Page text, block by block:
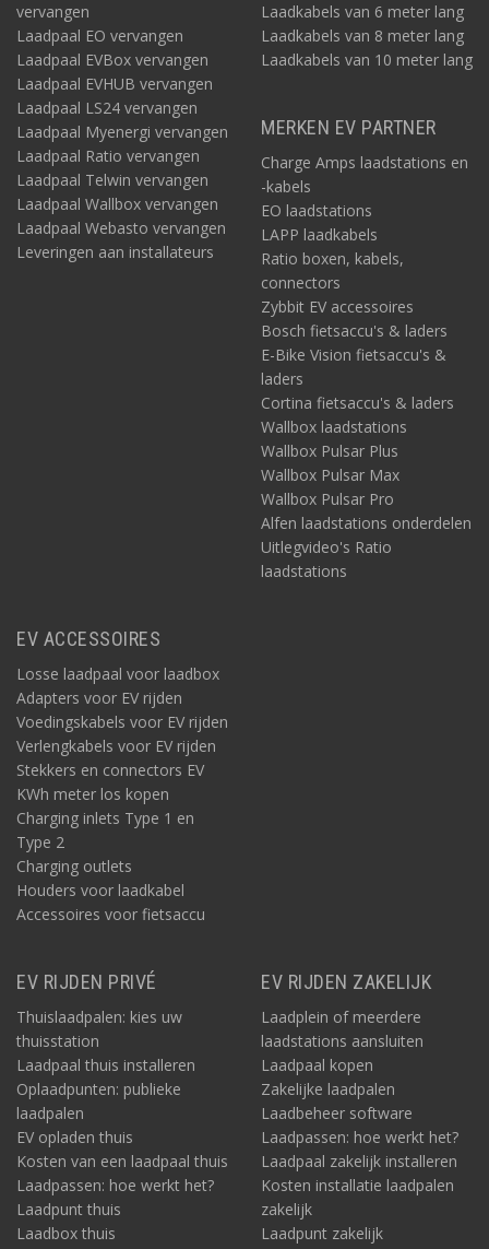
vervangen
Laadpaal EO vervangen
Laadpaal EVBox vervangen
Laadpaal EVHUB vervangen
Laadpaal LS24 vervangen
Laadpaal Myenergi vervangen
Laadpaal Ratio vervangen
Laadpaal Telwin vervangen
Laadpaal Wallbox vervangen
Laadpaal Webasto vervangen
Leveringen aan installateurs
Laadkabels van 6 meter lang
Laadkabels van 8 meter lang
Laadkabels van 10 meter lang
MERKEN EV PARTNER
Charge Amps laadstations en
-kabels
EO laadstations
LAPP laadkabels
Ratio boxen, kabels,
connectors
Zybbit EV accessoires
Bosch fietsaccu's & laders
E-Bike Vision fietsaccu's &
laders
Cortina fietsaccu's & laders
Wallbox laadstations
Wallbox Pulsar Plus
Wallbox Pulsar Max
Wallbox Pulsar Pro
Alfen laadstations onderdelen
Uitlegvideo's Ratio
laadstations
EV ACCESSOIRES
Losse laadpaal voor laadbox
Adapters voor EV rijden
Voedingskabels voor EV rijden
Verlengkabels voor EV rijden
Stekkers en connectors EV
KWh meter los kopen
Charging inlets Type 1 en
Type 2
Charging outlets
Houders voor laadkabel
Accessoires voor fietsaccu
EV RIJDEN PRIVÉ
Thuislaadpalen: kies uw
thuisstation
Laadpaal thuis installeren
Oplaadpunten: publieke
laadpalen
EV opladen thuis
Kosten van een laadpaal thuis
Laadpassen: hoe werkt het?
Laadpunt thuis
Laadbox thuis
EV RIJDEN ZAKELIJK
Laadplein of meerdere
laadstations aansluiten
Laadpaal kopen
Zakelijke laadpalen
Laadbeheer software
Laadpassen: hoe werkt het?
Laadpaal zakelijk installeren
Kosten installatie laadpalen
zakelijk
Laadpunt zakelijk